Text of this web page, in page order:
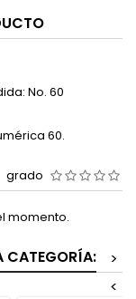
No. 60
60.
grado
momento.
CATEGORÍA:
>
<